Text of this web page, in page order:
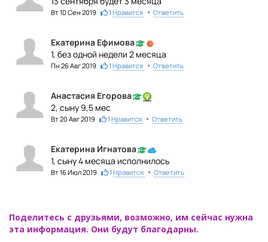
Вт 10 Сен 2019 1 Нравится • Ответить
Екатерина Ефимова
1, без одной недели 2 месяца
Пн 26 Авг 2019 1 Нравится • Ответить
Анастасия Егорова
2, сыну 9,5 мес
Вт 20 Авг 2019 1 Нравится • Ответить
Екатерина Игнатова
1, сыну 4 месяца исполнилось
Вт 16 Июл 2019 1 Нравится • Ответить
Поделитесь с друзьями, возможно, им сейчас нужна
эта информация. Они будут благодарны.